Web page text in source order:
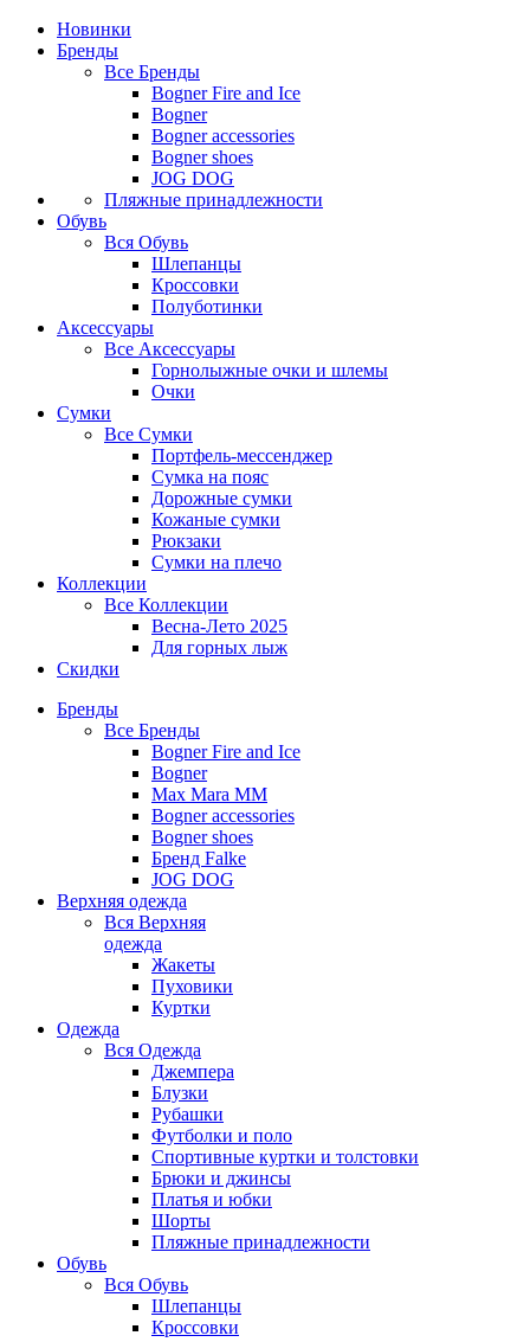
Новинки
Бренды
Все Бренды
Bogner Fire and Ice
Bogner
Bogner accessories
Bogner shoes
JOG DOG
Пляжные принадлежности
Обувь
Вся Обувь
Шлепанцы
Кроссовки
Полуботинки
Аксессуары
Все Аксессуары
Горнолыжные очки и шлемы
Очки
Сумки
Все Сумки
Портфель-мессенджер
Сумка на пояс
Дорожные сумки
Кожаные сумки
Рюкзаки
Сумки на плечо
Коллекции
Все Коллекции
Весна-Лето 2025
Для горных лыж
Скидки
Бренды
Все Бренды
Bogner Fire and Ice
Bogner
Max Mara MM
Bogner accessories
Bogner shoes
Бренд Falke
JOG DOG
Верхняя одежда
Вся Верхняя
одежда
Жакеты
Пуховики
Куртки
Одежда
Вся Одежда
Джемпера
Блузки
Рубашки
Футболки и поло
Спортивные куртки и толстовки
Брюки и джинсы
Платья и юбки
Шорты
Пляжные принадлежности
Обувь
Вся Обувь
Шлепанцы
Кроссовки